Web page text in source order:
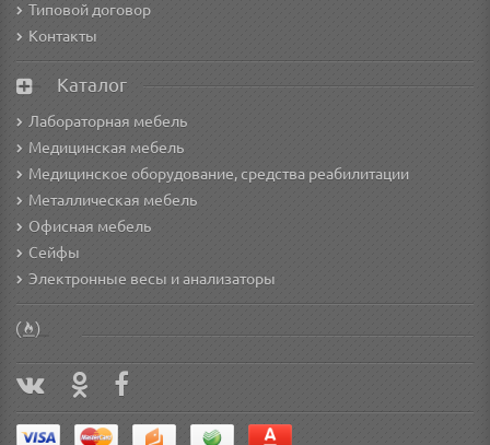
Типовой договор
Контакты
Каталог
Лабораторная мебель
Медицинская мебель
Медицинское оборудование, средства реабилитации
Металлическая мебель
Офисная мебель
Сейфы
Электронные весы и анализаторы